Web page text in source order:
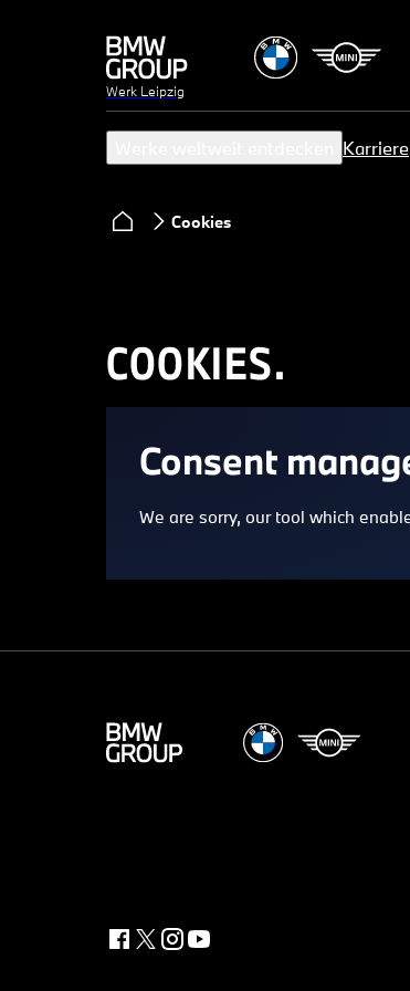
Werk Leipzig
Karriere
Cookies
COOKIES.